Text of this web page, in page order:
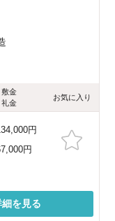
敷金
礼金
お気に入り
円
円
細を見る